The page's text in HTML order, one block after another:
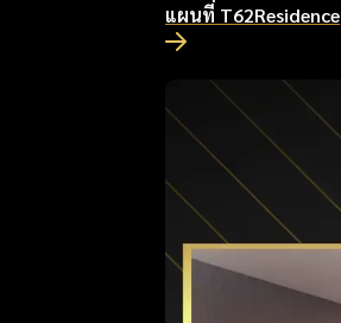
แผนที่ T62Residence